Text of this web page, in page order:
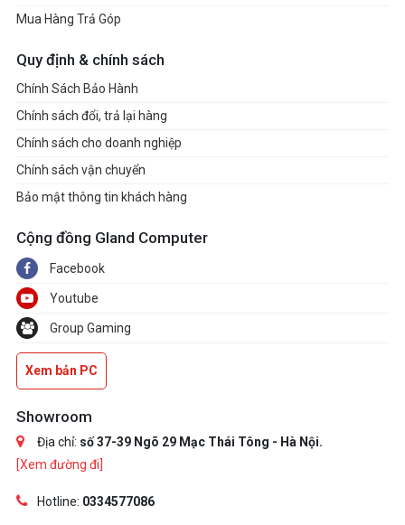
Mua Hàng Trả Góp
Quy định & chính sách
Chính Sách Bảo Hành
Chính sách đổi, trả lại hàng
Chính sách cho doanh nghiệp
Chính sách vận chuyển
Bảo mật thông tin khách hàng
Cộng đồng Gland Computer
Facebook
Youtube
Group Gaming
Xem bản PC
Showroom
Địa chỉ: số 37-39 Ngõ 29 Mạc Thái Tông - Hà Nội.
[Xem đường đi]
Hotline: 0334577086